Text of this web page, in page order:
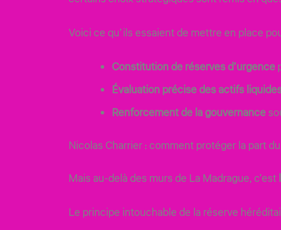
Voici ce qu’ils essaient de mettre en place
Constitution de réserves d’urgence
Évaluation précise des actifs
Renforcement de la gouvernance
Nicolas Charrier : comment protéger la part
Mais au-delà des murs de La Madrague, c’est
Le principe intouchable de la réserve